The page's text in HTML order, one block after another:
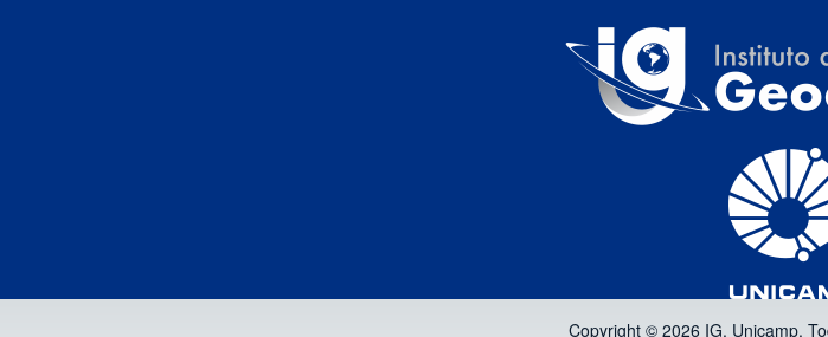
Copyright © 2026 IG, Unicamp.